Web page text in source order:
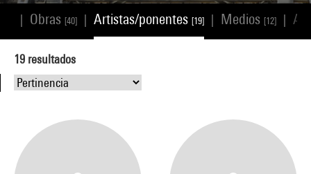
Obras [40] Artistas/ponentes [19] Medios [12]
19 resultados